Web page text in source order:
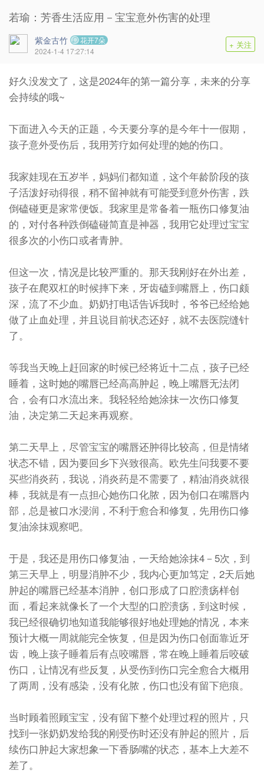
若瑜：芳香生活应用－宝宝意外伤害的处理
紫金古竹
花开7朵
2024-1-4 17:27:14
+ 关注
好久没发文了，这是2024年的第一篇分享，未来的分享
会持续的哦~
下面进入今天的正题，今天要分享的是今年十一假期，
孩子意外受伤后，我用芳疗如何处理的她的伤口。
我家娃现在五岁半，妈妈们都知道，这个年龄阶段的孩
子活泼好动得很，稍不留神就有可能受到意外伤害，跌
倒磕碰更是家常便饭。我家里是常备着一瓶伤口修复油
的，对付各种跌倒磕碰简直是神器，我用它处理过宝宝
很多次的小伤口或者青肿。
但这一次，情况是比较严重的。那天我刚好在外出差，
孩子在爬双杠的时候摔下来，牙齿磕到嘴唇上，伤口颇
深，流了不少血。奶奶打电话告诉我时，爷爷已经给她
做了止血处理，并且说目前状态还好，就不去医院缝针
了。
等我当天晚上赶回家的时候已经将近十二点，孩子已经
睡着，这时她的嘴唇已经高高肿起，晚上嘴唇无法闭
合，会有口水流出来。我轻轻给她涂抹一次伤口修复
油，决定第二天起来再观察。
第二天早上，尽管宝宝的嘴唇还肿得比较高，但是情绪
状态不错，因为要回乡下兴致很高。欧先生问我要不要
买些消炎药，我说，消炎药是不需要了，精油消炎就很
棒，我就是有一点担心她伤口化脓，因为创口在嘴唇内
部，总是被口水浸润，不利于愈合和修复，先用伤口修
复油涂抹观察吧。
于是，我还是用伤口修复油，一天给她涂抹4－5次，到
第三天早上，明显消肿不少，我内心更加笃定，2天后她
肿起的嘴唇已经基本消肿，创口形成了口腔溃疡样创
面，看起来就像长了一个大型的口腔溃疡，到这时候，
我已经很确切地知道我能够很好地处理她的情况，本来
预计大概一周就能完全恢复，但是因为伤口创面靠近牙
齿，晚上孩子睡着后有点咬嘴唇，常在晚上睡着后咬破
伤口，让情况有些反复，从受伤到伤口完全愈合大概用
了两周，没有感染，没有化脓，伤口也没有留下疤痕。
当时顾着照顾宝宝，没有留下整个处理过程的照片，只
找到一张奶奶发给我的刚受伤时还没有肿起的照片，后
续伤口肿起大家想象一下香肠嘴的状态，基本上大差不
差了。